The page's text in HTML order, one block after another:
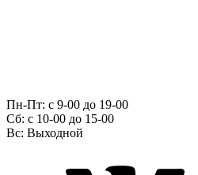
Пн-Пт: с 9-00 до 19-00
Сб: c 10-00 до 15-00
Вс: Выходной